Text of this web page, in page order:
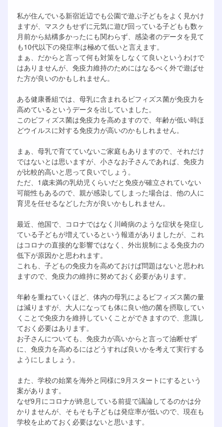
私が住んでいる新宿近辺でも公園で遊ぶ子どもをよく見かけ
ますが、マスクもせずに元気に遊び回っている子どもも数ヶ
月前から結構多かったにも関わらず、感染者のデータを見て
も10代以下の発症率は極めて低いと言えます。
まぁ、だからと言って何も対策をしなくて良いというわけで
はありませんが、免疫力維持のためにはなるべく外で遊ばせ
た方が良いのかもしれません。
ある健康番組では、母乳に含まれるビフィズス菌が免疫力を
高めているというデータを出していました。
このビフィズス菌は免疫力を高めますので、年齢が低い時ほ
どウイルスに対する免疫力が高いのかもしれません。
まぁ、母乳で育てていないご家庭もありますので、それだけ
ではないとは思いますが、小さなお子さんであれば、免疫力
が比較的高いと思って良いでしょう。
ただ、1歳未満の乳幼児くらいだと免疫が確立されていない
可能性もあるので、親が感染してしまった場合は、他の人に
育児を任せるなどした方が良いかもしれません。
最近、他国で、コロナではなく川崎病のような症状を発症し
ている子どもが増えているという報道がありましたが、これ
はコロナの直接的な影響ではなく、外出規制による免疫力の
低下が原因かと思われます。
これも、子どもの免疫力を高めておけば問題はないと思われ
ますので、免疫力の維持に努めておく必要があります。
年齢を重ねていくほど、体内の母乳によるビフィズス菌の量
は減りますが、大人になっても体に良い他の菌を摂取してい
くことで免疫力を維持していくことができますので、意識し
ておく必要はあります。
お子さんについても、免疫力が高いからと言って油断せず
に、免疫力を高めるにはどうすれば良いかを考えて実行する
ようにしましょう。
また、学校の始業を海外と同様に9月スタートにするという
案があります。
なぜ9月にコロナが終息している前提で議論してるのかは分
かりませんが、そもそも子どもは発症率が低いので、現在も
学校を止めておく必要はないと思います。